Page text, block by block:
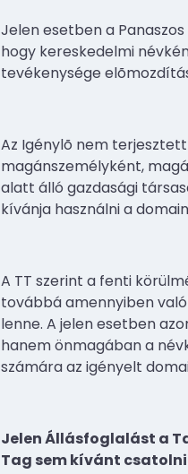
Jelen esetben a
hogy kereskedelmi
tevékenysége
Az Igénylõ nem
magánszemélyként,
alatt álló gazdasági
kívánja használni a
A TT szerint a fenti
továbbá amennyiben
lenne. A jelen esetben
hanem önmagában a
számára az igényelt
Jelen Állásfoglalást a
Tag sem kívánt